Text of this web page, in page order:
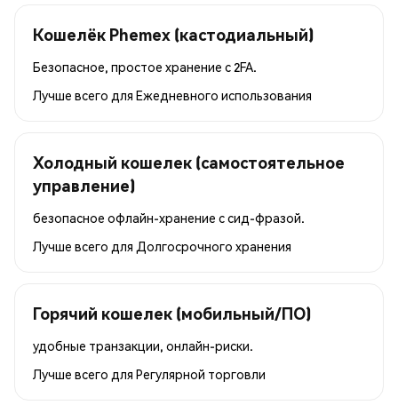
Кошелёк Phemex (кастодиальный)
Безопасное, простое хранение с 2FA.
Лучше всего для Ежедневного использования
Холодный кошелек (самостоятельное
управление)
безопасное офлайн-хранение с сид-фразой.
Лучше всего для Долгосрочного хранения
Горячий кошелек (мобильный/ПО)
удобные транзакции, онлайн-риски.
Лучше всего для Регулярной торговли